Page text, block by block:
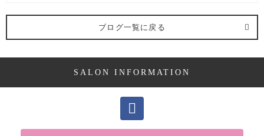
施術メニュー (1記事)
ブログ一覧に戻る
SALON INFORMATION